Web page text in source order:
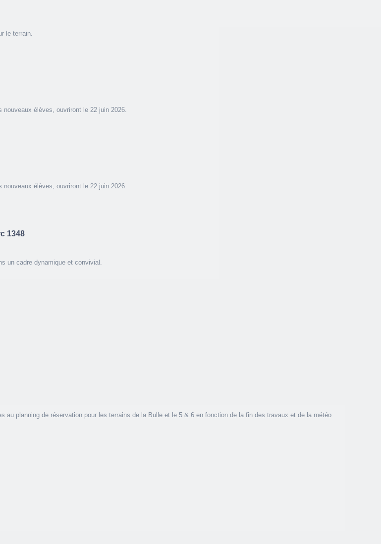
le terrain.
nouveaux élèves, ouvriront le 22 juin 2026.
nouveaux élèves, ouvriront le 22 juin 2026.
1348
un cadre dynamique et convivial.
au planning de réservation pour les terrains de la Bulle et le 5 & 6 en fonction de la fin des travaux et de la météo